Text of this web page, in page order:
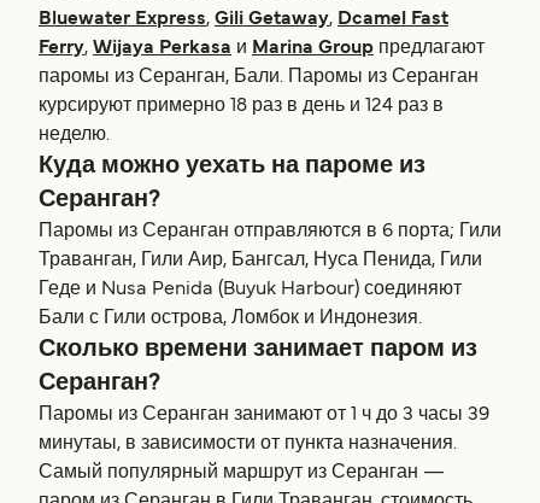
Bluewater Express, Gili Getaway, Dcamel Fast
Ferry, Wijaya Perkasa и Marina Group предлагают
паромы из Серанган, Бали. Паромы из Серанган
курсируют примерно 18 раз в день и 124 раз в
неделю.
Куда можно уехать на пароме из
Серанган?
Паромы из Серанган отправляются в 6 порта; Гили
Траванган, Гили Аир, Бангсал, Нуса Пенида, Гили
Геде и Nusa Penida (Buyuk Harbour) соединяют
Бали с Гили острова, Ломбок и Индонезия.
Сколько времени занимает паром из
Серанган?
Паромы из Серанган занимают от 1 ч до 3 часы 39
минутаы, в зависимости от пункта назначения.
Самый популярный маршрут из Серанган —